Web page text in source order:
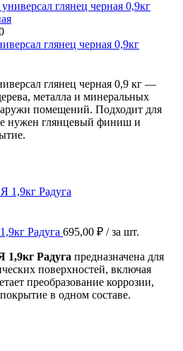
глянец черная 0,9кг
глянец черная 0,9 кг —
металла и минеральных
помещений. Подходит для
нужен глянцевый финиш и
Радуга 695,00 ₽ / за шт.
Радуга предназначена для
поверхностей, включая
преобразование коррозии,
в одном составе.